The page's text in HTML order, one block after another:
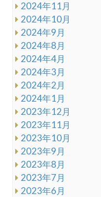
2024年11月
2024年10月
2024年9月
2024年8月
2024年4月
2024年3月
2024年2月
2024年1月
2023年12月
2023年11月
2023年10月
2023年9月
2023年8月
2023年7月
2023年6月